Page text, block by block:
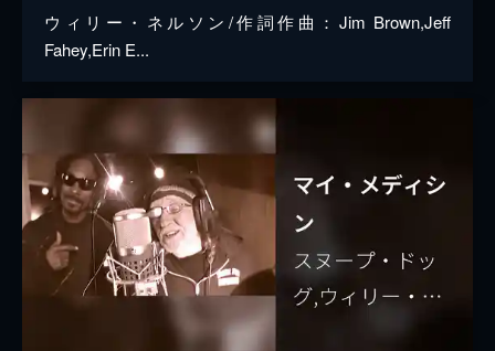
ウィリー・ネルソン/作詞作曲：Jim Brown,Jeff
Fahey,Erin E...